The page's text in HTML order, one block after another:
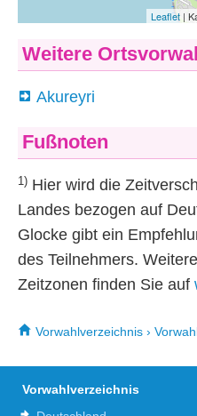
Weitere
Akureyri
Fußnoten
1) Hier wird die
Landes bezogen auf
Glocke gibt ein
des Teilnehmers.
Zeitzonen finden Sie auf
Vorwahlverzeichnis ›
Vorwahlverzeichnis